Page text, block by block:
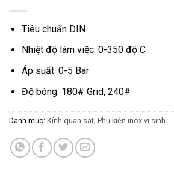
Tiêu chuẩn DIN
Nhiệt độ làm việc: 0-350 độ C
Áp suất: 0-5 Bar
Độ bóng: 180# Grid, 240#
Danh mục: Kính quan sát, Phụ kiện inox vi sinh